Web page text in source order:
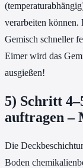
verarbeiten können.
Gemisch schneller
Eimer wird das
ausgießen!
5) Schritt
auftragen –
Die
Boden